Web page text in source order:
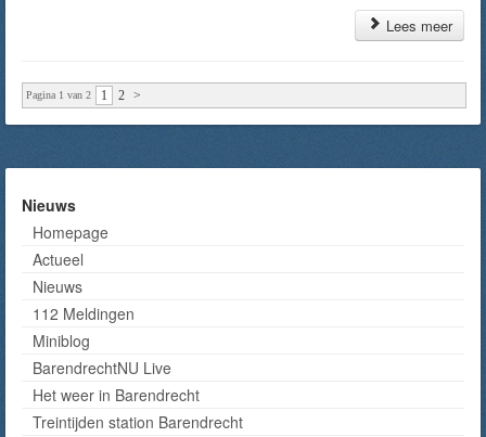
Lees meer
Pagina 1 van 2 1 2 >
Nieuws
Homepage
Actueel
Nieuws
112 Meldingen
Miniblog
BarendrechtNU Live
Het weer in Barendrecht
Treintijden station Barendrecht